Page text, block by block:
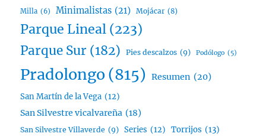
Milla (6) Minimalistas (21) Mojácar (8)
Parque Lineal (223)
Parque Sur (182) Pies descalzos (9) Podólogo (5)
Pradolongo(815) Resumen (20)
San Martín de la Vega (12)
San Silvestre vicalvareña (18)
San Silvestre Villaverde (9) Series (12) Torrijos (13)